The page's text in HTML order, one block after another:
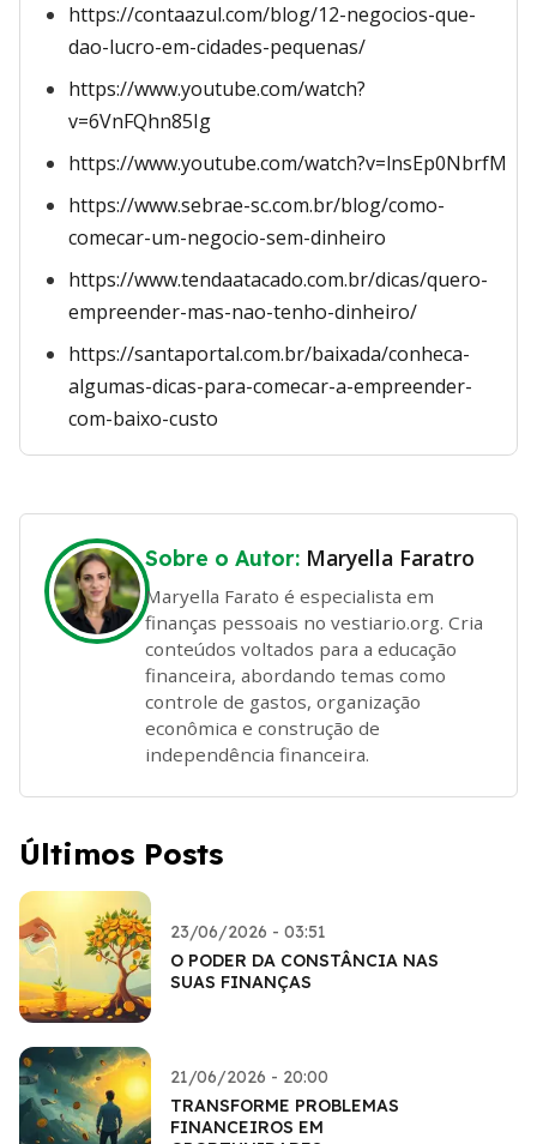
https://contaazul.com/blog/12-negocios-que-
dao-lucro-em-cidades-pequenas/
https://www.youtube.com/watch?
v=6VnFQhn85Ig
https://www.youtube.com/watch?v=lnsEp0NbrfM
https://www.sebrae-sc.com.br/blog/como-
comecar-um-negocio-sem-dinheiro
https://www.tendaatacado.com.br/dicas/quero-
empreender-mas-nao-tenho-dinheiro/
https://santaportal.com.br/baixada/conheca-
algumas-dicas-para-comecar-a-empreender-
com-baixo-custo
Sobre o Autor: Maryella Faratro
Maryella Farato é especialista em
finanças pessoais no vestiario.org. Cria
conteúdos voltados para a educação
financeira, abordando temas como
controle de gastos, organização
econômica e construção de
independência financeira.
Últimos Posts
23/06/2026 - 03:51
O PODER DA CONSTÂNCIA NAS
SUAS FINANÇAS
21/06/2026 - 20:00
TRANSFORME PROBLEMAS
FINANCEIROS EM